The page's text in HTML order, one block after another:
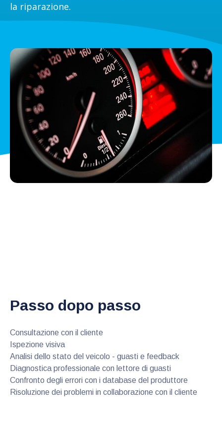
la riparazione.
Passo dopo passo
Consultazione con il cliente
Ispezione visiva
Analisi dello stato del veicolo - guasti e feedback
Diagnostica professionale con lettore di guasti
Confronto degli errori con i database del produttore
Risoluzione dei problemi in collaborazione con il cliente